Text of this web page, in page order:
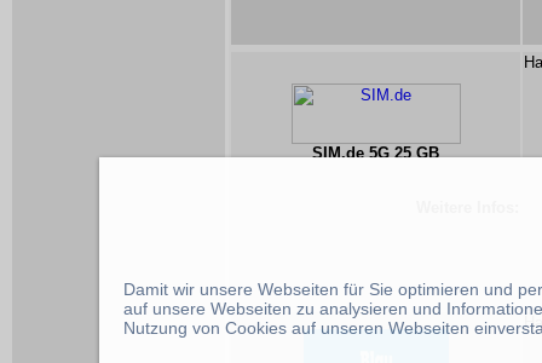
SIM.de 5G 25 GB
Damit wir unsere Webseiten für Sie optimieren und
auf unsere Webseiten zu analysieren und
Nutzung von Cookies auf unseren Webseiten